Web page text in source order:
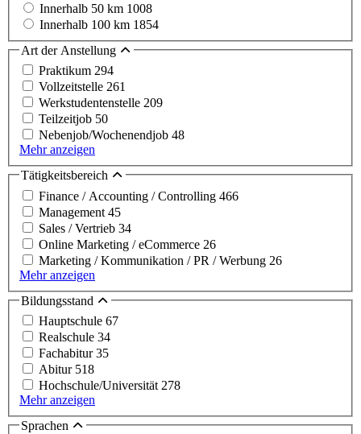
Innerhalb 50 km 1008
Innerhalb 100 km 1854
Art der Anstellung
Praktikum 294
Vollzeitstelle 261
Werkstudentenstelle 209
Teilzeitjob 50
Nebenjob/Wochenendjob 48
Mehr anzeigen
Tätigkeitsbereich
Finance / Accounting / Controlling 466
Management 45
Sales / Vertrieb 34
Online Marketing / eCommerce 26
Marketing / Kommunikation / PR / Werbung 26
Mehr anzeigen
Bildungsstand
Hauptschule 67
Realschule 34
Fachabitur35
Abitur 518
Hochschule/Universität278
Mehr anzeigen
Sprachen